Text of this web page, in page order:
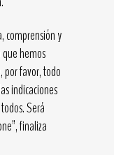
comprensión y
hemos
por favor, todo
indicaciones
Será
finaliza